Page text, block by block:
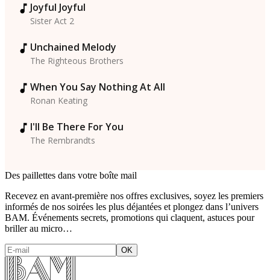
Joyful Joyful
Sister Act 2
Unchained Melody
The Righteous Brothers
When You Say Nothing At All
Ronan Keating
I'll Be There For You
The Rembrandts
Des paillettes dans votre boîte mail
Recevez en avant-première nos offres exclusives, soyez les premiers
informés de nos soirées les plus déjantées et plongez dans l’univers
BAM. Événements secrets, promotions qui claquent, astuces pour
briller au micro…